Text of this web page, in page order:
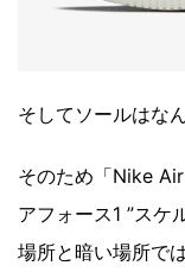
そしてソールはな
そのため「Nike
アフォース1 ”スケ
場所と暗い場所で